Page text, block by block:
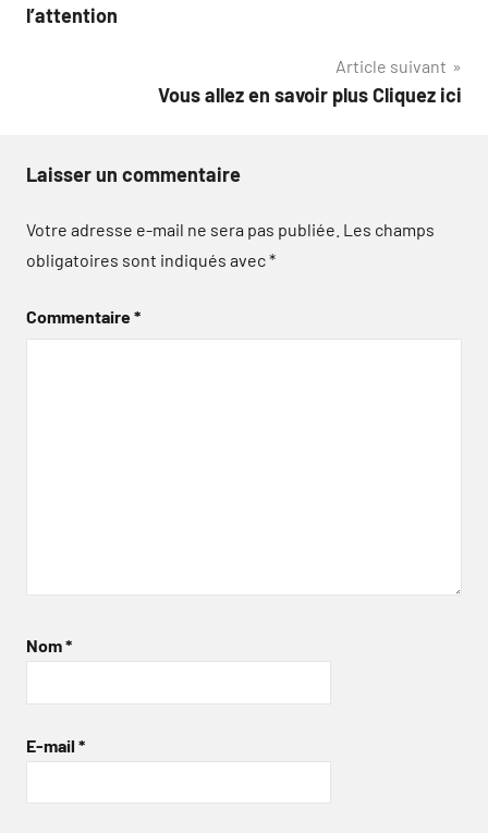
l’attention
Article suivant
Vous allez en savoir plus Cliquez ici
Laisser un commentaire
Votre adresse e-mail ne sera pas publiée. Les champs
obligatoires sont indiqués avec*
Commentaire*
Nom*
E-mail *